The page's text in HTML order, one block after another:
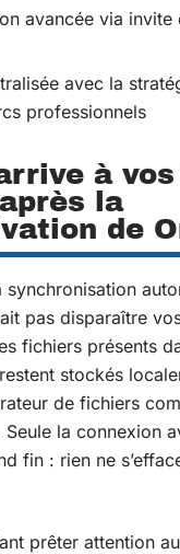
avancée via
avec la
professionnels
à
la
de
synchronisation
pas disparaître
fichiers présents
stockés
de fichiers
la connexion
fin : rien ne
prêter attention